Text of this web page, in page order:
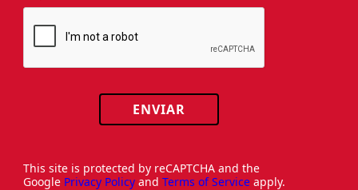
ENVIAR
This site is protected by reCAPTCHA and the
Google Privacy Policy and Terms of Service apply.